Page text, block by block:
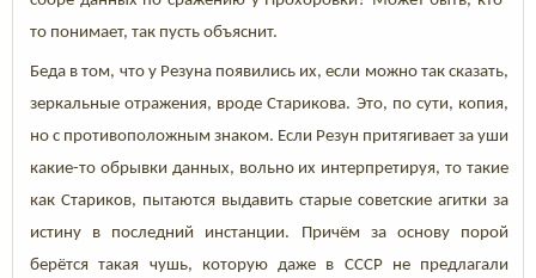
то понимает, так пусть объяснит.
Беда в том, что у Резуна появились их, если можно так сказать,
зеркальные отражения, вроде Старикова. Это, по сути, копия,
но с противоположным знаком. Если Резун притягивает за уши
какие-то обрывки данных, вольно их интерпретируя, то такие
как Стариков, пытаются выдавить старые советские агитки за
истину в последний инстанции. Причём за основу порой
берётся такая чушь, которую даже в СССР не предлагали